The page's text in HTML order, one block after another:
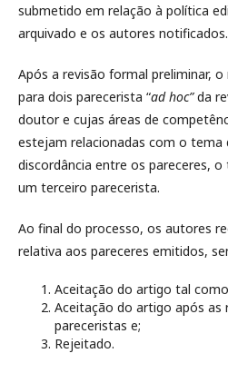
submetido em relação à política
arquivado e os autores notificados.
Após a revisão formal preliminar,
para dois parecerista “ad hoc”da
doutor e cujas áreas de
estejam relacionadas com o tema
discordância entre os pareceres,
um terceiro parecerista.
Ao final do processo, os autores
relativa aos pareceres emitidos,
Aceitação do artigo tal
Aceitação do artigo após as
pareceristas e;
Rejeitado.